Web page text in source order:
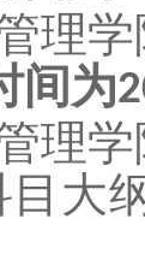
理
间为
理
大